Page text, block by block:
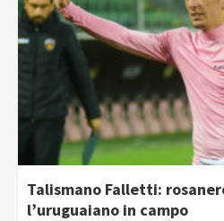
Talismano Falletti:
l’uruguaiano in campo